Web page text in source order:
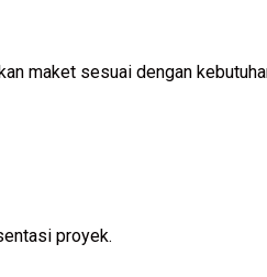
maket sesuai dengan
proyek.